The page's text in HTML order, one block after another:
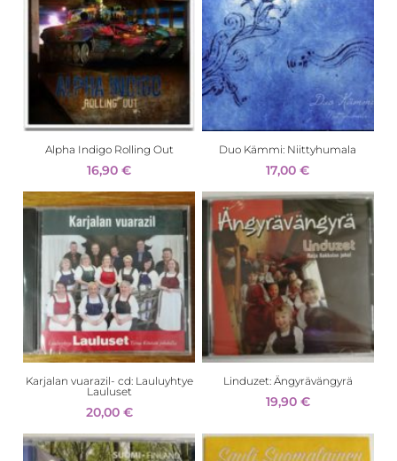
Alpha Indigo Rolling Out
16,90€
Duo Kämmi: Niittyhumala
17,00€
Karjalan vuarazil- cd: Lauluyhtye
Lauluset
20,00 €
Linduzet: Ängyrävängyrä
19,90 €